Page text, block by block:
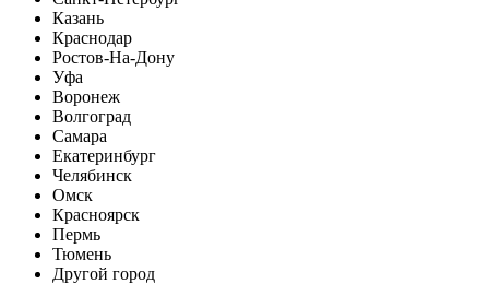
Казань
Краснодар
Ростов-На-Дону
Уфа
Воронеж
Волгоград
Самара
Екатеринбург
Челябинск
Омск
Красноярск
Пермь
Тюмень
Другой город